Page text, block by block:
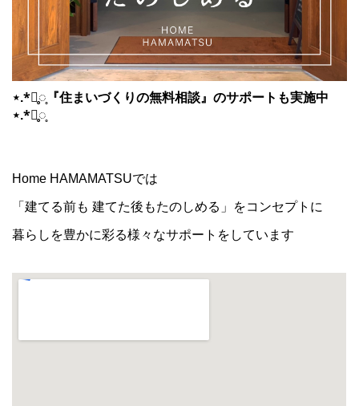
⋆.*⃝̥◌̥『住まいづくりの無料相談』のサポートも実施中
⋆.*⃝̥◌̥
Home HAMAMATSUでは
「建てる前も 建てた後もたのしめる」をコンセプトに
暮らしを豊かに彩る様々なサポートをしています